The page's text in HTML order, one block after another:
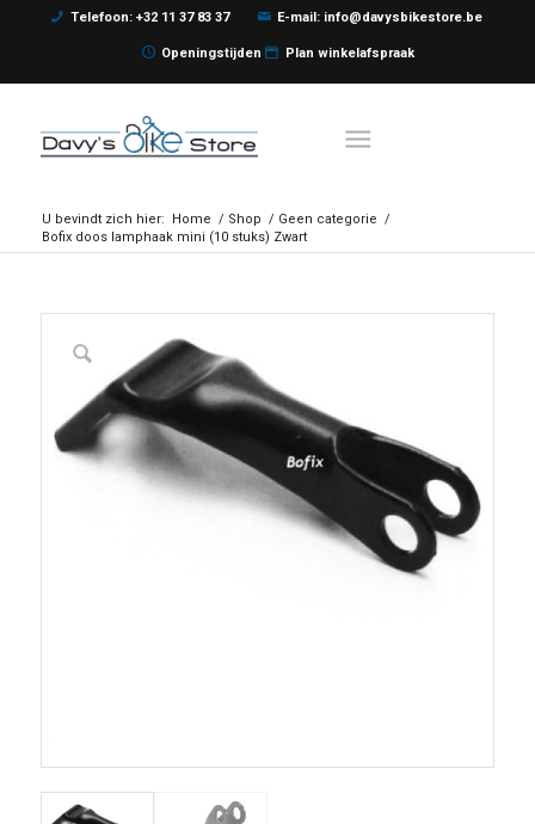
Telefoon: +32 11 37 83 37 E-mail: info@davysbikestore.be
Openingstijden Plan winkelafspraak
U bevindt zich hier: Home / Shop / Geen categorie /
Bofix doos lamphaak mini (10 stuks) Zwart